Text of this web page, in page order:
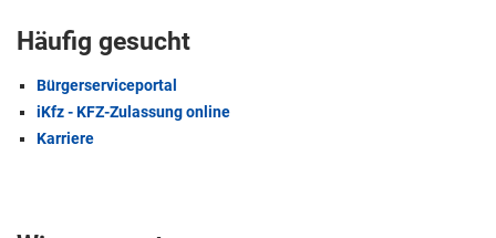
Häufig gesucht
Bürgerserviceportal
iKfz - KFZ-Zulassung online
Karriere